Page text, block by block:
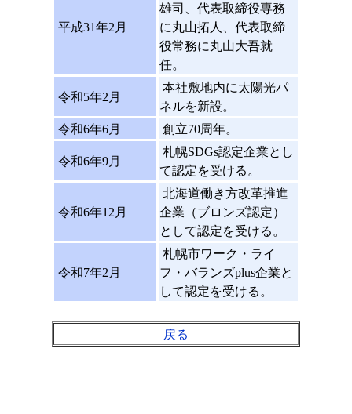
平成31年2月
雄司、代表取締役専務
に丸山拓人、代表取締
役常務に丸山大吾就
任。
令和5年2月
本社敷地内に太陽光パ
ネルを新設。
令和6年6月
創立70周年。
令和6年9月
札幌SDGs認定企業とし
て認定を受ける。
令和6年12月
北海道働き方改革推進
企業（ブロンズ認定）
として認定を受ける。
令和7年2月
札幌市ワーク・ライ
フ・バランズplus企業と
して認定を受ける。
戻る